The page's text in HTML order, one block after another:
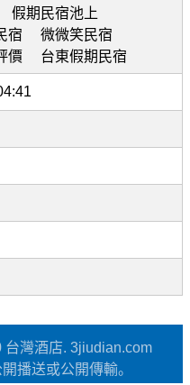
假期民宿池上
宿
微微笑民宿
價
台東假期民宿
灣酒店. 3jiudian.com
播送或公開傳輸。